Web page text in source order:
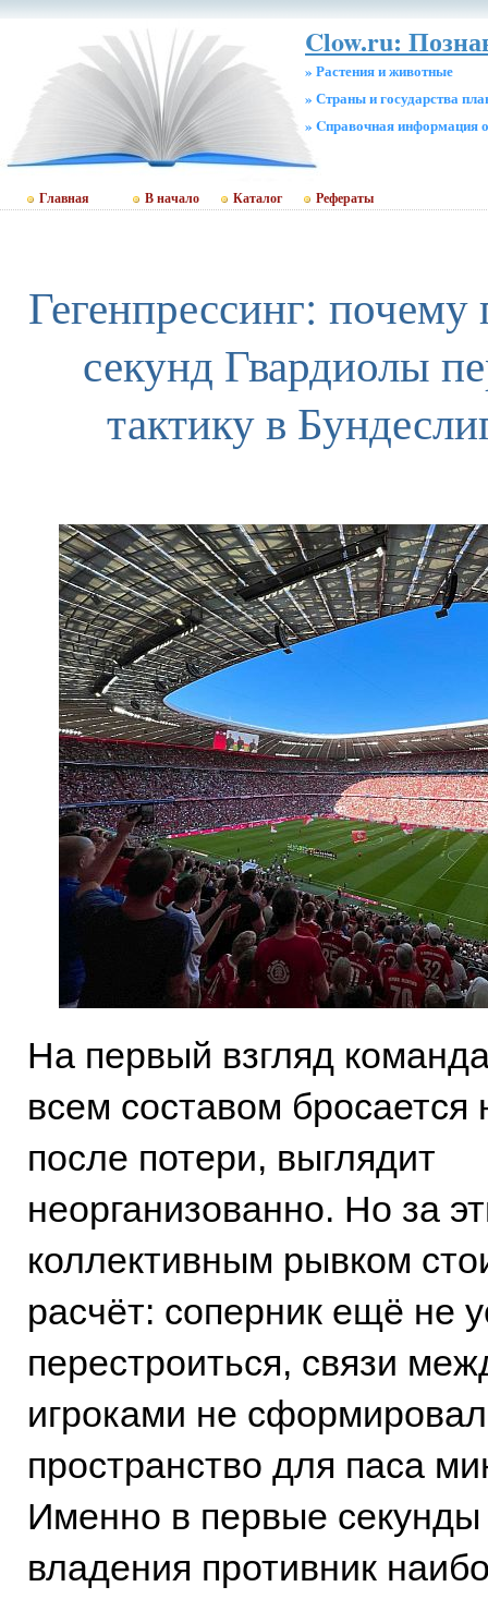
Clow.ru:
» Растения и животные
» Страны и государства
» Cправочная информация
Главная В начало Каталог Рефераты
Гегенпрессинг: почему
секунд Гвардиолы
тактику в
На первый взгляд
всем составом бросается
после потери, выглядит
неорганизованно. Но за
коллективным рывком
расчёт: соперник ещё не
перестроиться, связи
игроками не
пространство для паса
Именно в первые
владения противник